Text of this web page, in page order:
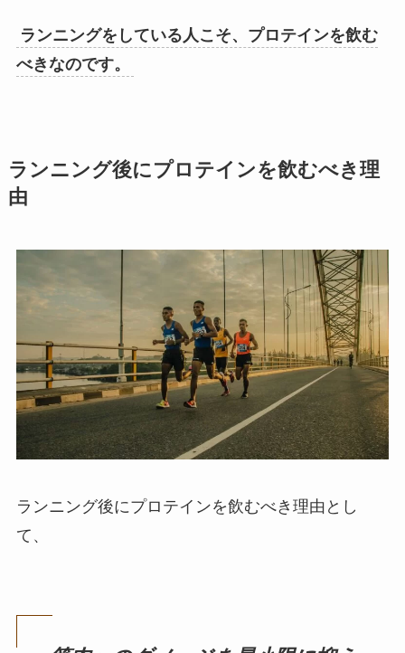
ランニングをしている人こそ、プロテインを飲む
べきなのです。
ランニング後にプロテインを飲むべき理
由
ランニング後にプロテインを飲むべき理由とし
て、